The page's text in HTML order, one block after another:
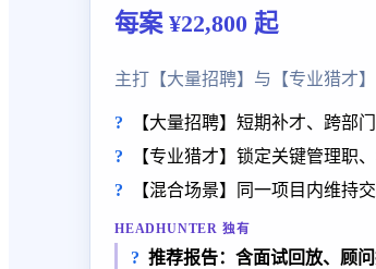
每案 ¥22,800 起
主打【大量招聘】与【专业猎才
【大量招聘】短期补才、跨部
【专业猎才】锁定关键管理职
【混合场景】同一项目内维持
HEADHUNTER 独有
推荐报告：含面试回放、顾